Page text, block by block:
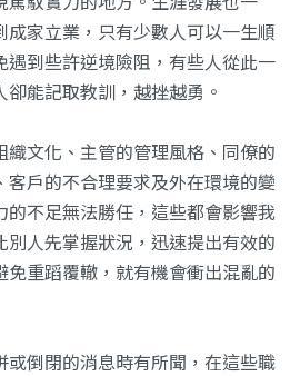
家立業，只有少數人可以一生順
遇到些許逆境險阻，有些人從此一
能記取教訓，越挫越勇。
文化、主管的管理風格、同僚的
戶的不合理要求及外在環境的變
的不足無法勝任，這些都會影響我
人先掌握狀況，迅速提出有效的
重蹈覆轍，就有機會衝出混亂的
或倒閉的消息時有所聞，在這些職